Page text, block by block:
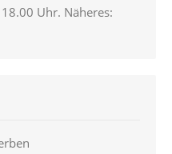
Uhr. Näheres: